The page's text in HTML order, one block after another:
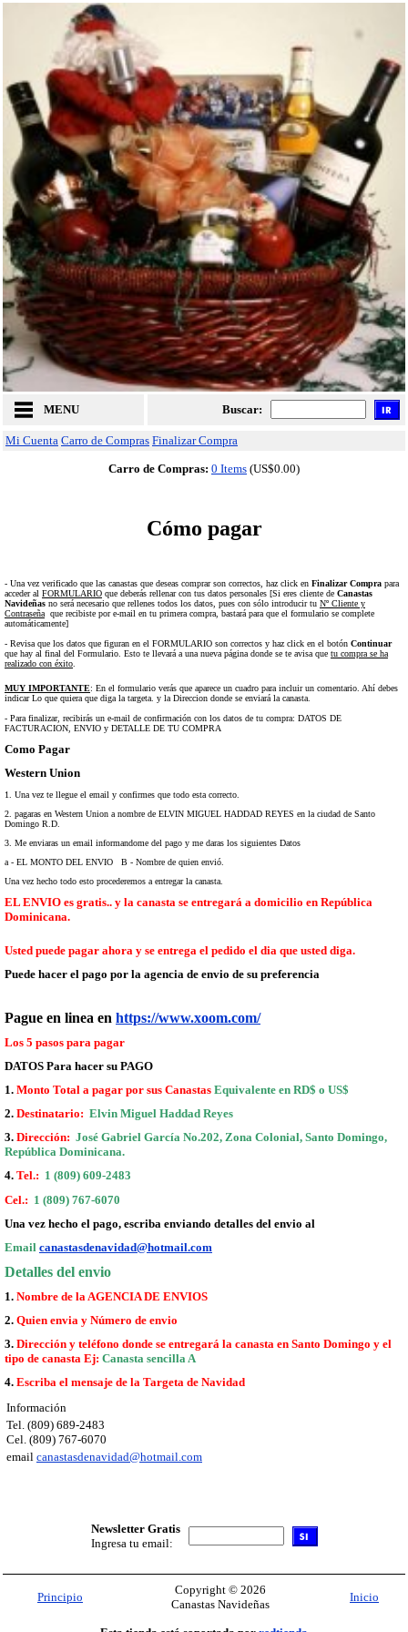
MENU Buscar:
Mi Cuenta Carro de Compras Finalizar Compra
Carro de Compras: 0 Items (US$0.00)
Cómo pagar
- Una vez verificado que las canastas que deseas comprar son correctos, haz click en Finalizar Compra para
acceder al FORMULARIO que deberás rellenar con tus datos personales [Si eres cliente de Canastas
Navideñas no será necesario que rellenes todos los datos, pues con sólo introducir tu Nº Cliente y
Contraseña que recibiste por e-mail en tu primera compra, bastará para que el formulario se complete
automáticamente]
- Revisa que los datos que figuran en el FORMULARIO son correctos y haz click en el botón Continuar
que hay al final del Formulario. Esto te llevará a una nueva página donde se te avisa que tu compra se ha
realizado con éxito
MUY IMPORTANTE: En el formulario verás que aparece un cuadro para incluir un comentario. Ahí debes
indicar Lo que quiera que diga la targeta. y la Direccion donde se enviará la canasta.
- Para finalizar, recibirás un e-mail de confirmación con los datos de tu compra: DATOS DE
FACTURACION, ENVIO y DETALLE DE TU COMPRA
Como Pagar
Western Union
1. Una vez te llegue el email y confirmes que todo esta correcto.
2. pagaras en Western Union a nombre de ELVIN MIGUEL HADDAD REYES en la ciudad de Santo
Domingo R.D.
3. Me enviaras un email informandome del pago y me daras los siguientes Datos
a - EL MONTO DEL ENVIO B - Nombre de quien envió.
Una vez hecho todo esto procederemos a entregar la canasta.
EL ENVIO es gratis.. y la canasta se entregará a domicilio en República
Dominicana.
Usted puede pagar ahora y se entrega el pedido el dia que usted diga.
Puede hacer el pago por la agencia de envio de su preferencia
Pague en linea en https://www.xoom.com/
Los 5 pasos para pagar
DATOS Para hacer su PAGO
1. Monto Total a pagar por sus Canastas Equivalente en RD$ o US$
2. Destinatario: Elvin Miguel Haddad Reyes
3. Dirección: José Gabriel García No.202, Zona Colonial, Santo Domingo,
República Dominicana.
4. Tel.: 1 (809) 609-2483
Cel.: 1 (809) 767-6070
Una vez hecho el pago, escriba enviando detalles del envio al
Email canastasdenavidad@hotmail.com
Detalles del envio
1. Nombre de la AGENCIA DE ENVIOS
2. Quien envia y Número de envio
3. Dirección y teléfono donde se entregará la canasta en Santo Domingo y el
tipo de canasta Ej: Canasta sencilla A
4. Escriba el mensaje de la Targeta de Navidad
Información
Tel. (809) 689-2483
Cel. (809) 767-6070
email canastasdenavidad@hotmail.com
Newsletter Gratis
Ingresa tu email:
Principio
Copyright © 2026
Canastas Navideñas
Inicio